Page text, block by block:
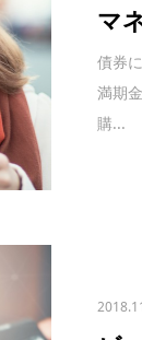
マ
債券
満期
購...